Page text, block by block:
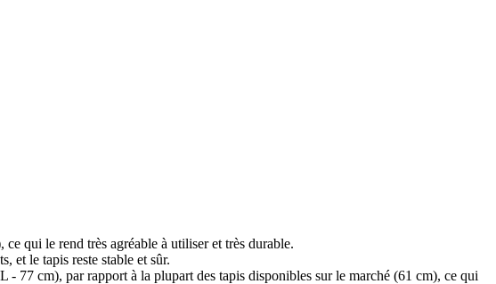
qui le rend très agréable à utiliser et très durable.
et le tapis reste stable et sûr.
77 cm), par rapport à la plupart des tapis disponibles sur le marché (61 cm), ce qui